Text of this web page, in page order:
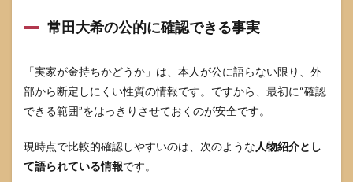
言い
切る
を見
たが
信じ
てよ
5.6
噂に
常田大希の公的に確認できる事実
「実家が金持ちかどうか」は、本人が公に語らない限り、外
部から断定しにくい性質の情報です。ですから、最初に“確認
できる範囲”をはっきりさせておくのが安全です。
現時点で比較的確認しやすいのは、次のような 人物紹介とし
て語られている情報です。